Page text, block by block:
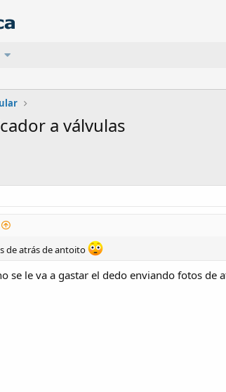
a válvulas
de atrás de antoito
se le va a gastar el dedo enviando fotos